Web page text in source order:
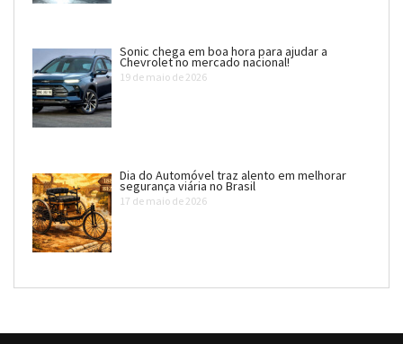
Sonic chega em boa hora para ajudar a
Chevrolet no mercado nacional!
19 de maio de 2026
Dia do Automóvel traz alento em melhorar
segurança viária no Brasil
17 de maio de 2026